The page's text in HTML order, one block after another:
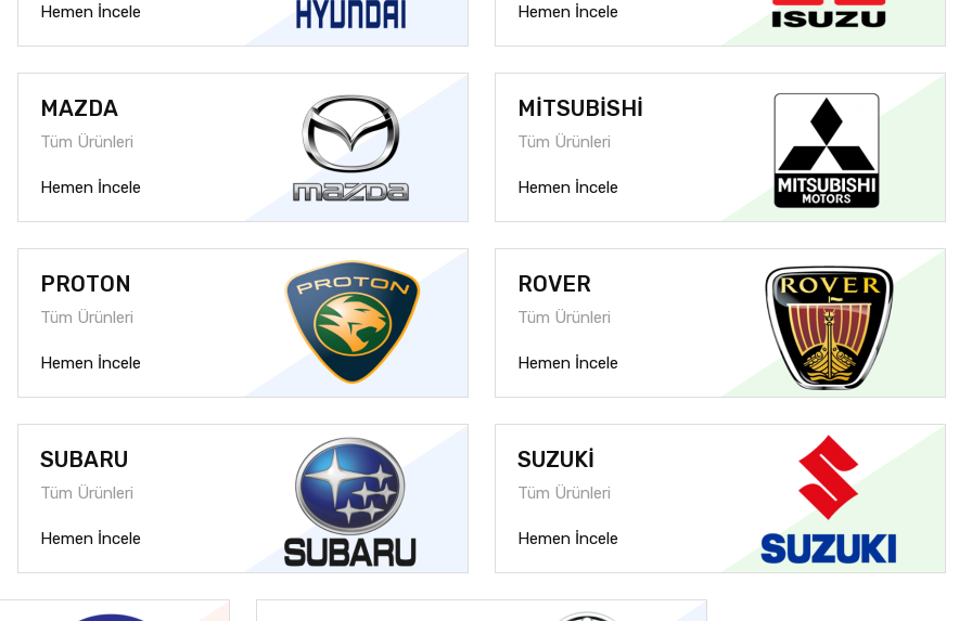
Hemen İncele Hemen İncele
MAZDA
Tüm Ürünleri
Hemen İncele
MİTSUBİSHİ
Tüm Ürünleri
Hemen İncele
PROTON
Tüm Ürünleri
Hemen İncele
ROVER
Tüm Ürünleri
Hemen İncele
SUBARU
Tüm Ürünleri
Hemen İncele
SUZUKİ
Tüm Ürünleri
Hemen İncele